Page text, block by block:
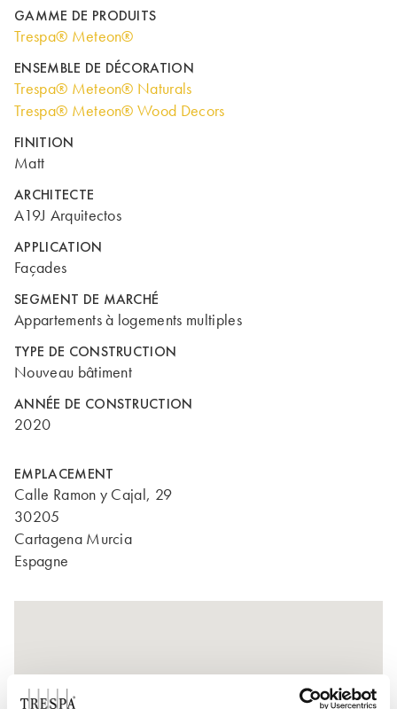
GAMME DE PRODUITS
Trespa® Meteon®
ENSEMBLE DE DÉCORATION
Trespa® Meteon® Naturals
Trespa® Meteon® Wood Decors
FINITION
Matt
ARCHITECTE
A19J Arquitectos
APPLICATION
Façades
SEGMENT DE MARCHÉ
Appartements à logements multiples
TYPE DE CONSTRUCTION
Nouveau bâtiment
ANNÉE DE CONSTRUCTION
2020
EMPLACEMENT
Calle Ramon y Cajal, 29
30205
Cartagena Murcia
Espagne